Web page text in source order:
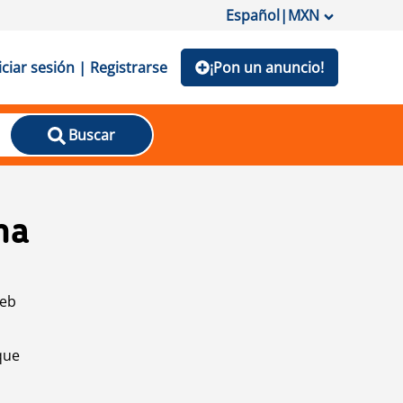
Español|MXN
sesión | Registrarse ¡Pon un anuncio!
Buscar